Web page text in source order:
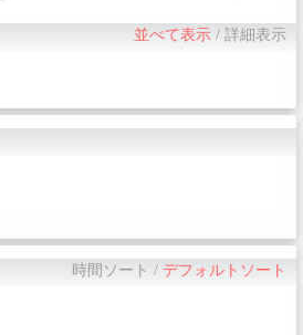
めてしまう。そんなレイに、マナリアは
クレアを慰み者にすると宣言。レイは、
並べて表示 /詳細表示
時間ソート /デフォルトソート